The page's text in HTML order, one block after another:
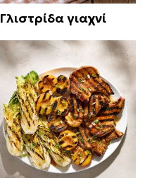
Γλιστρίδα γιαχνί